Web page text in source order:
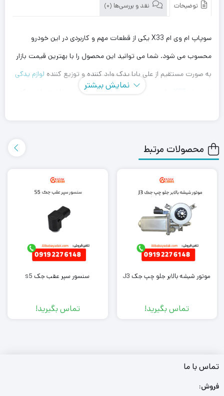
توضیحات نقد و بررسی‌ها (0)
سوپاپ ام وی ام X33 یکی از قطعات مهم و کاربردی در این خودرو
محسوب می شود. شما می توانید این محصول را با بهترین قیمت بازار
به صورت مستقیم از علی بابا یدک وارد کننده و توزیع کننده لوازم یدکی
، با بهترین قیمت خریداری کنید. توجه داشته باشید که
همچنین می توانید علاوه بر خرید سوپاپ ام وی ام X33، سایر
کارشناسان فروش ما تماس بگیرید.
نمایش بیشتر
محصولات مرتبط
موتور شیشه بالابر جلو چپ جک J3
تماس بگیرید!
سنسور سپر عقب جک s5
تماس بگیرید!
تماس با ما
فروش: